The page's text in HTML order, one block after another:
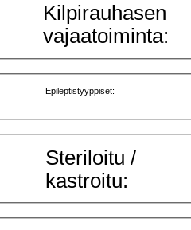
Kilpirauhasen
vajaatoiminta:
Epileptistyyppiset:
Steriloitu /
kastroitu: